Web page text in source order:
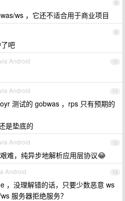
8
ws ，它还不适合用于商业项目
9
吧
10
Android
11
Android
测试的 gobwas ，rps 只有预期的
是垫底的
12
Android
难，纯异步地解析应用层协议😂
13
Android
，没理解错的话，只要少数恶意 ws
服务器拒绝服务？